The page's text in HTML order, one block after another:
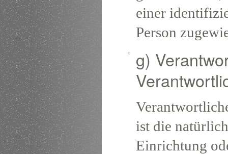
einer
Person
g)
ist die
Einrichtung